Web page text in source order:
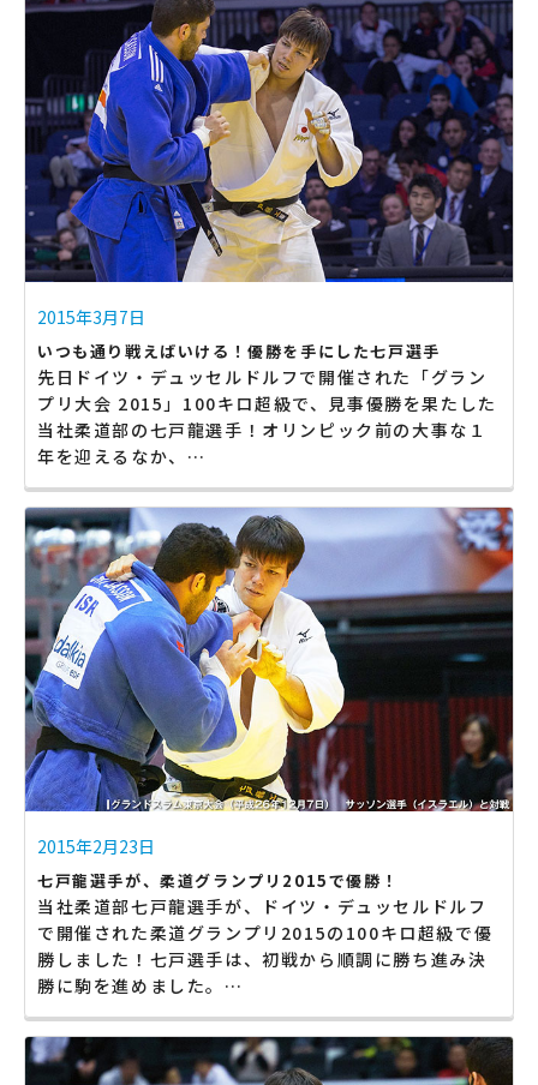
2015年3月7日
いつも通り戦えばいける！優勝を手にした七戸選手
先日ドイツ・デュッセルドルフで開催された「グラン
プリ大会 2015」100キロ超級で、見事優勝を果たした
当社柔道部の七戸龍選手！オリンピック前の大事な１
年を迎えるなか、…
2015年2月23日
七戸龍選手が、柔道グランプリ2015で優勝！
当社柔道部七戸龍選手が、ドイツ・デュッセルドルフ
で開催された柔道グランプリ2015の100キロ超級で優
勝しました！七戸選手は、初戦から順調に勝ち進み決
勝に駒を進めました。…